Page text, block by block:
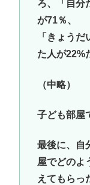
ろ、「自分
が71％、
「きょう
た人が22%
（中略）
子ども部屋
最後に、自
屋でどのよ
えてもらっ